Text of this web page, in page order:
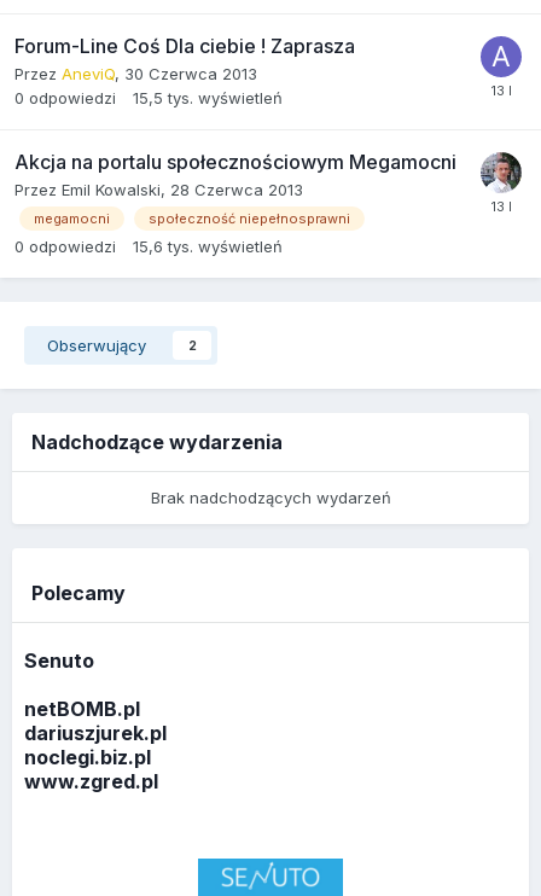
Forum-Line Coś Dla ciebie ! Zaprasza
Przez AneviQ, 30 Czerwca 2013
0 odpowiedzi 15,5 tys. wyświetleń
Akcja na portalu społecznościowym Megamocni
Przez Emil Kowalski, 28 Czerwca 2013
megamocni społeczność niepełnosprawni
0 odpowiedzi 15,6 tys. wyświetleń
Obserwujący 2
Nadchodzące wydarzenia
Brak nadchodzących wydarzeń
Polecamy
Senuto
netBOMB.pl
dariuszjurek.pl
noclegi.biz.pl
www.zgred.pl